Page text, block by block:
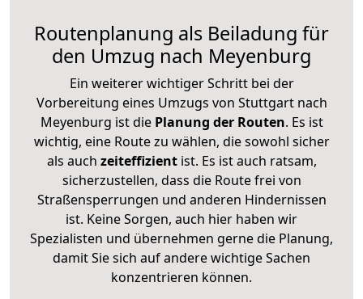
Routenplanung als Beiladung für
den Umzug nach Meyenburg
Ein weiterer wichtiger Schritt bei der
Vorbereitung eines Umzugs von Stuttgart nach
Meyenburg ist diePlanung der Routen. Es ist
wichtig, eine Route zu wählen, die sowohl sicher
als auch zeiteffizientist. Es ist auch ratsam,
sicherzustellen, dass die Route frei von
Straßensperrungen und anderen Hindernissen
ist. Keine Sorgen, auch hier haben wir
Spezialisten und übernehmen gerne die Planung,
damit Sie sich auf andere wichtige Sachen
konzentrieren können.